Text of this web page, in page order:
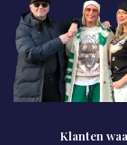
Klanten